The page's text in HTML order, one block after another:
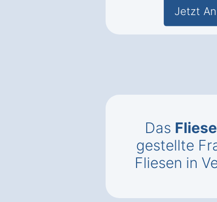
Jetzt
Das
gestellte
Fliesen in